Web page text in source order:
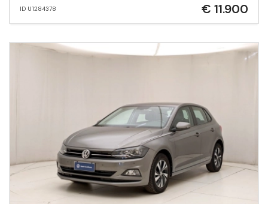
ID U1284378 € 11.900